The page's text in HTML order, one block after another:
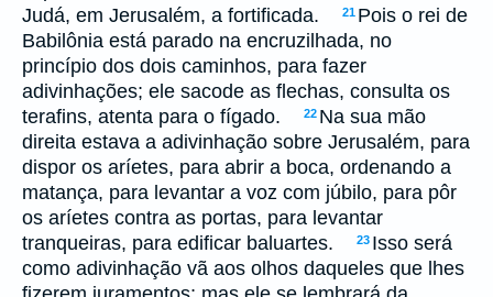
Judá, em Jerusalém, a fortificada.
21 Pois o rei de
Babilônia está parado na encruzilhada, no
princípio dos dois caminhos, para fazer
adivinhações; ele sacode as flechas, consulta os
terafins, atenta para o fígado.
22 Na sua mão
direita estava a adivinhação sobre Jerusalém, para
dispor os aríetes, para abrir a boca, ordenando a
matança, para levantar a voz com júbilo, para pôr
os aríetes contra as portas, para levantar
tranqueiras, para edificar baluartes.
23 Isso será
como adivinhação vã aos olhos daqueles que lhes